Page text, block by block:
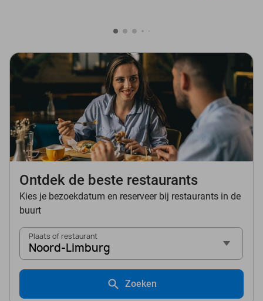
Ontdek de beste restaurants
Kies je bezoekdatum en reserveer bij restaurants in de
buurt
Plaats of restaurant
Noord-Limburg
Zoeken